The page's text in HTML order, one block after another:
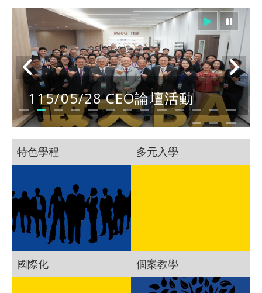
2026 家族接班傳承論壇大合照
特色學程 多元入學
國際化 個案教學